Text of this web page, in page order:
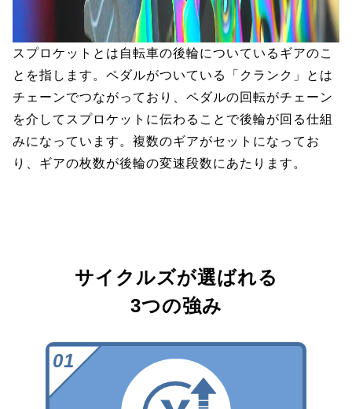
スプロケットとは自転車の後輪についているギアのこ
とを指します。ペダルがついている「クランク」とは
チェーンでつながっており、ペダルの回転がチェーン
を介してスプロケットに伝わることで後輪が回る仕組
みになっています。複数のギアがセットになってお
り、ギアの枚数が後輪の変速段数にあたります。
サイクルズが選ばれる
3つの強み